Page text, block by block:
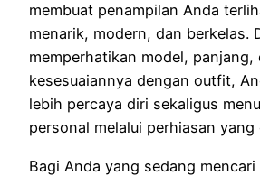
membuat penampilan Anda
menarik, modern, dan berkelas.
memperhatikan model, panjang,
kesesuaiannya dengan outfit,
lebih percaya diri sekaligus
personal melalui perhiasan yang
Bagi Anda yang sedang mencari